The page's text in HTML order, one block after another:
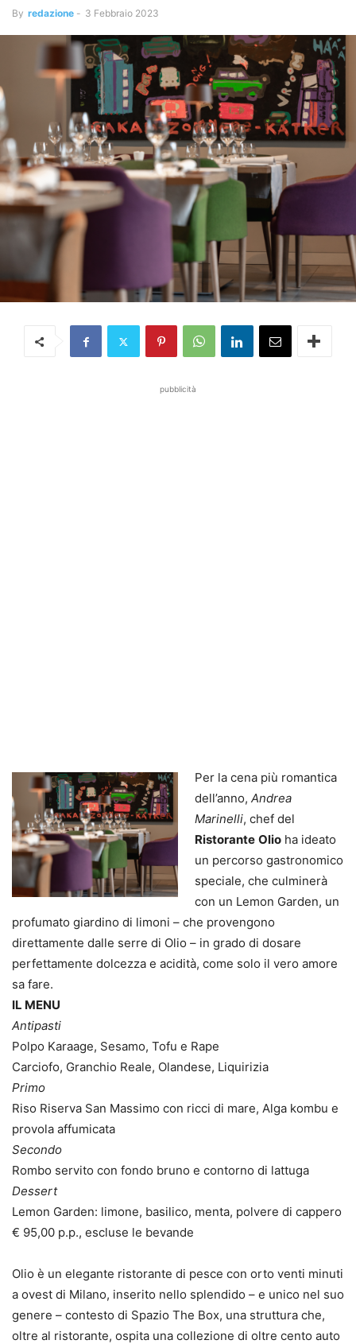
By redazione - 3 Febbraio 2023
pubblicità
Per la cena più romantica
dell’anno, Andrea
Marinelli, chef del
Ristorante Olio ha ideato
un percorso gastronomico
speciale, che culminerà
con un Lemon Garden, un
profumato giardino di limoni – che provengono
direttamente dalle serre di Olio – in grado di dosare
perfettamente dolcezza e acidità, come solo il vero amore
sa fare.
IL MENU
Antipasti
Polpo Karaage, Sesamo, Tofu e Rape
Carciofo, Granchio Reale, Olandese, Liquirizia
Primo
Riso Riserva San Massimo con ricci di mare, Alga kombu e
provola affumicata
Secondo
Rombo servito con fondo bruno e contorno di lattuga
Dessert
Lemon Garden: limone, basilico, menta, polvere di cappero
€ 95,00 p.p., escluse le bevande
Olio è un elegante ristorante di pesce con orto venti minuti
a ovest di Milano, inserito nello splendido – e unico nel suo
genere – contesto di Spazio The Box, una struttura che,
oltre al ristorante, ospita una collezione di oltre cento auto